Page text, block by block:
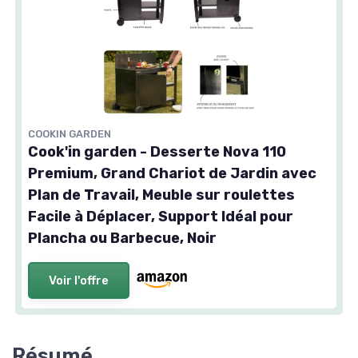
COOKIN GARDEN
Cook'in garden - Desserte Nova 110
Premium, Grand Chariot de Jardin avec
Plan de Travail, Meuble sur roulettes
Facile à Déplacer, Support Idéal pour
Plancha ou Barbecue, Noir
Voir l'offre